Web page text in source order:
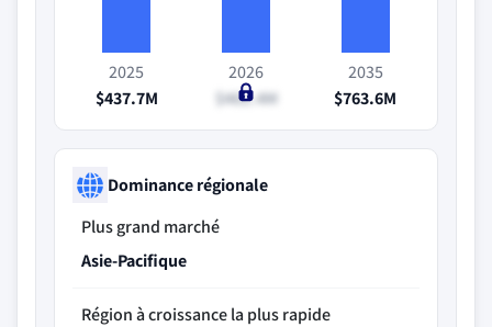
2025
$437.7M
2026
$461.4M
2035
$763.6M
Dominance régionale
Plus grand marché
Asie-Pacifique
Région à croissance la plus rapide